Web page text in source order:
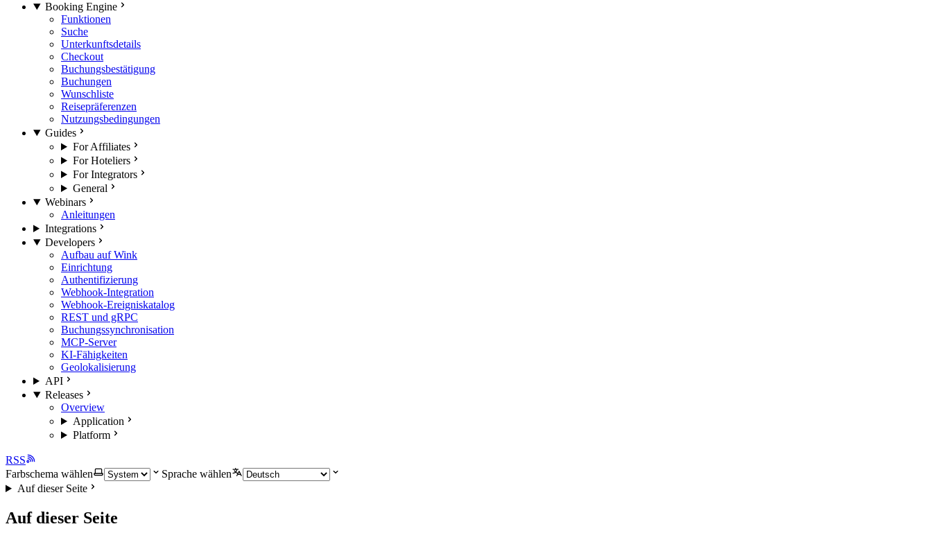
Booking Engine
Funktionen
Suche
Unterkunftsdetails
Checkout
Buchungsbestätigung
Buchungen
Wunschliste
Reisepräferenzen
Nutzungsbedingungen
Guides
For Affiliates
For Hoteliers
For Integrators
General
Webinars
Anleitungen
Integrations
Developers
Aufbau auf Wink
Einrichtung
Authentifizierung
Webhook-Integration
Webhook-Ereigniskatalog
REST und gRPC
Buchungssynchronisation
MCP-Server
KI-Fähigkeiten
Geolokalisierung
API
Releases
Overview
Application
Platform
RSS
Farbschema wählen
Sprache wählen
Auf dieser Seite
Auf dieser Seite